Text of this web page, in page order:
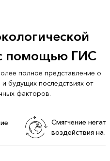
помощью ГИС
полное представление о
будущих последствиях от
факторов.
Смягчение
воздействия на
окружающую